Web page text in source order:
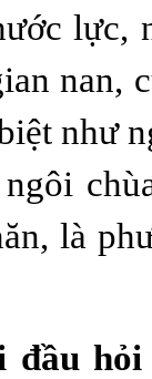
lực,
nan,
như
là
đầu